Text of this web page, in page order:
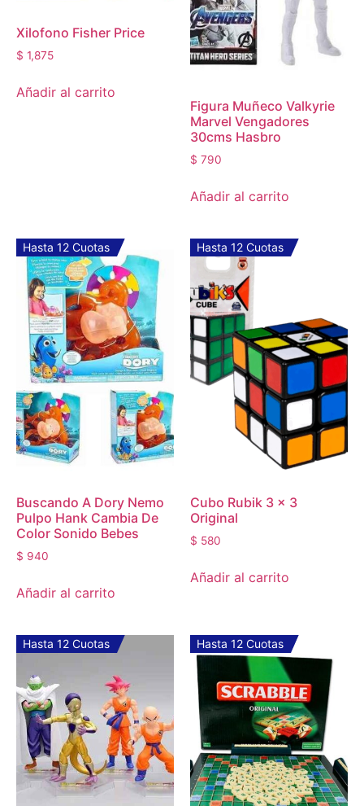
Xilofono Fisher Price
$ 1,875
Añadir al carrito
Figura Muñeco Valkyrie
Marvel Vengadores
30cms Hasbro
$ 790
Añadir al carrito
Hasta 12 Cuotas
Buscando A Dory Nemo
Pulpo Hank Cambia De
Color Sonido Bebes
$ 940
Añadir al carrito
Hasta 12 Cuotas
Cubo Rubik 3 x 3
Original
$ 580
Añadir al carrito
Hasta 12 Cuotas Hasta 12 Cuotas